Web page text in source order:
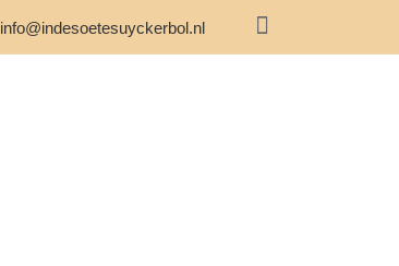
info@indesoetesuyckerbol.nl